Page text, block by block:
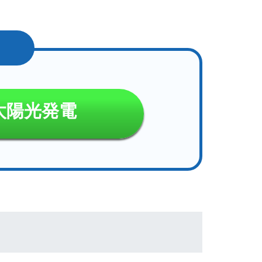
陽光発電